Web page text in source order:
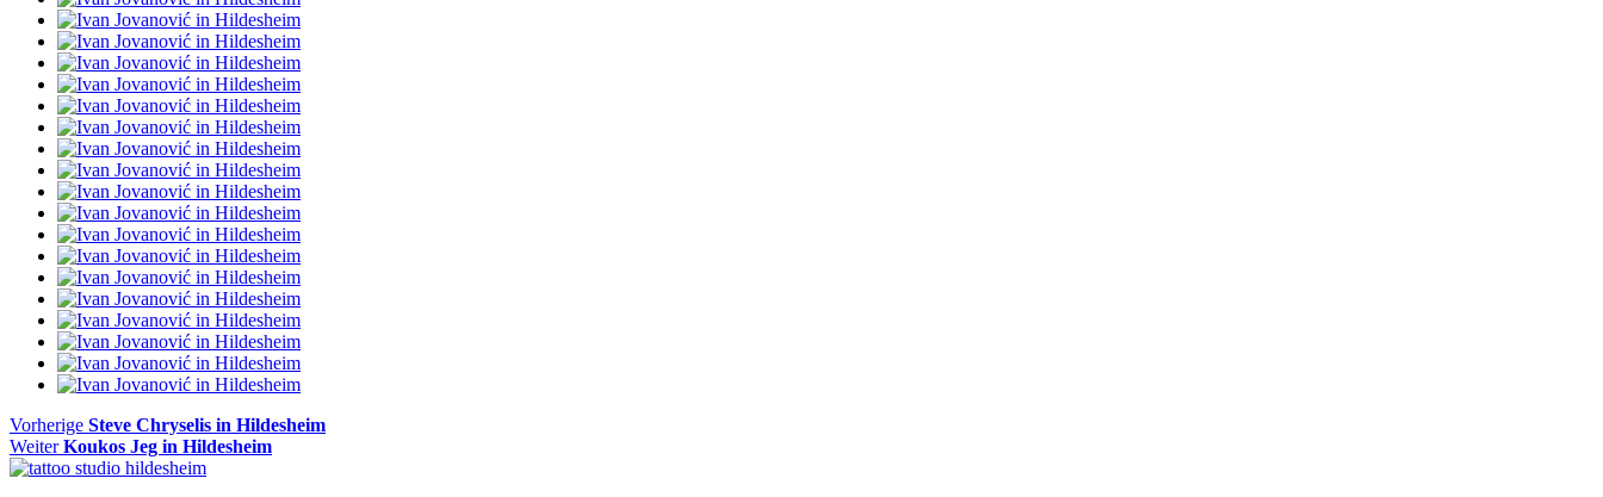
Beitragsnavigation
Vorherige Vorheriger
Beitrag
Steve Chryselis in Hildesheim
Weiter Nächster
Beitrag:
Koukos Jeg in Hildesheim